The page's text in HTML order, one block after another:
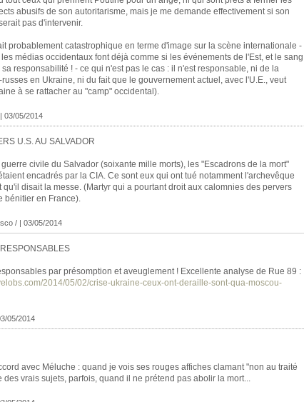
abusifs de son autoritarisme, mais je me demande effectivement si son
pas d'intervenir.
probablement catastrophique en terme d'image sur la scène internationale -
médias occidentaux font déjà comme si les événements de l'Est, et le sang
responsabilité ! - ce qui n'est pas le cas : il n'est responsable, ni de la
en Ukraine, ni du fait que le gouvernement actuel, avec l'U.E., veut
à se rattacher au "camp" occidental).
03/05/2014
U.S. AU SALVADOR
civile du Salvador (soixante mille morts), les "Escadrons de la mort"
encadrés par la CIA. Ce sont eux qui ont tué notamment l'archevêque
qu'il disait la messe. (Martyr qui a pourtant droit aux calomnies des pervers
bénitier en France).
/ | 03/05/2014
par présomption et aveuglement ! Excellente analyse de Rue 89 :
2014/05/02/crise-ukraine-ceux-ont-deraille-sont-qua-moscou-
05/2014
avec Méluche : quand je vois ses rouges affiches clamant "non au traité
des vrais sujets, parfois, quand il ne prétend pas abolir la mort...